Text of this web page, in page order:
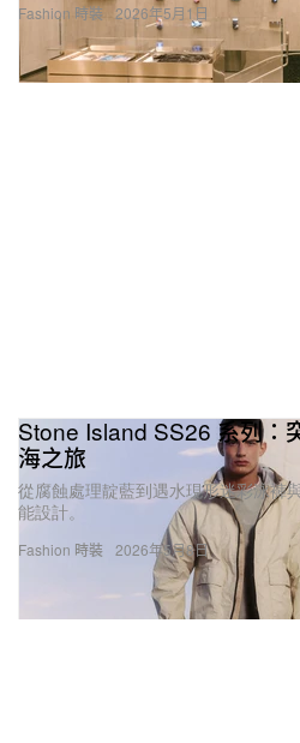
帽衫亦延續反光迷彩的設計
並搭載可拆卸網布背心與可
系列還不止於此。對這位音
言，社群始終是核心，因此
Fashion 時裝 2026年5月1日
Fashion 時裝
Stone Island SS26 系列：
海之旅
從腐蝕處理靛藍到遇水現形迷彩泳褲
能設計。
2026年5月8日